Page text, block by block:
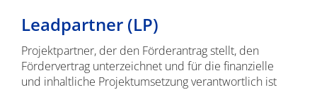
Leadpartner (LP)
Projektpartner, der den Förderantrag stellt, den
Fördervertrag unterzeichnet und für die finanzielle
und inhaltliche Projektumsetzung verantwortlich ist